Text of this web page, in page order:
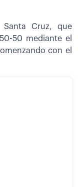
Cruz, que
50 mediante el
con el